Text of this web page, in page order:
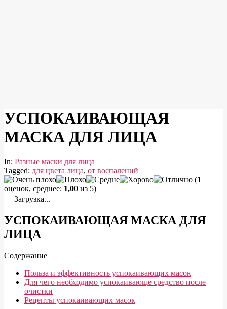
УСПОКАИВАЮЩАЯ
МАСКА ДЛЯ ЛИЦА
In: Разные маски для лица
Tagged: для цвета лица, от воспалений
(1
оценок, среднее: 1,00 из 5)
Загрузка...
УСПОКАИВАЮЩАЯ МАСКА ДЛЯ
ЛИЦА
Содержание
Польза и эффективность успокаивающих масок
Для чего необходимо успокаивающе средство после
очистки
Рецепты успокаивающих масок